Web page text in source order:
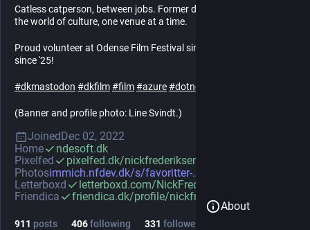
Catless catperson, between jobs. Former developer explorering
the world of culture, one venue at a time.
Proud volunteer at Odense Film Festival since '09 and OFFSpring
since '25!
#dkmastodon #dkfilm#film#azure#dotnet
(Banner and profile photo: Line Svindt.)
Joined Dec 02, 2022
Home
ndesoft.dk
Pixelfed
pixelfed.dk/nickfrederiksen
Photosimmich.nfdev.dk/s/favoritter-2
Letterboxd
letterboxd.com/NickFrederiksen/
Friendica
friendica.dk/profile/nickfrede
911 posts 406following 331 followers
About